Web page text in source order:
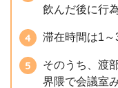
飲んだ後に行
滞在時間は1～
そのうち、渡
界隈で会議室